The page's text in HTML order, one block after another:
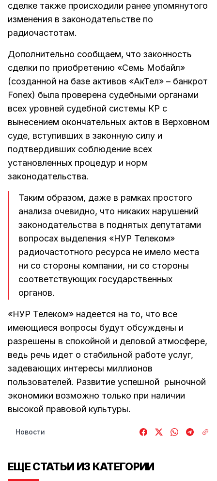
сделке также происходили ранее упомянутого
изменения в законодательстве по
радиочастотам.
Дополнительно сообщаем, что законность
сделки по приобретению «Семь Мобайл»
(созданной на базе активов «АкТел» – банкрот
Fonex) была проверена судебными органами
всех уровней судебной системы КР с
вынесением окончательных актов в Верховном
суде, вступивших в законную силу и
подтвердивших соблюдение всех
установленных процедур и норм
законодательства.
Таким образом, даже в рамках простого
анализа очевидно, что никаких нарушений
законодательства в поднятых депутатами
вопросах выделения «НУР Телеком»
радиочастотного ресурса не имело места
ни со стороны компании, ни со стороны
соответствующих государственных
органов.
«НУР Телеком» надеется на то, что все
имеющиеся вопросы будут обсуждены и
разрешены в спокойной и деловой атмосфере,
ведь речь идет о стабильной работе услуг,
задевающих интересы миллионов
пользователей. Развитие успешной рыночной
экономики возможно только при наличии
высокой правовой культуры.
Новости
ЕЩЕ СТАТЬИ ИЗ КАТЕГОРИИ